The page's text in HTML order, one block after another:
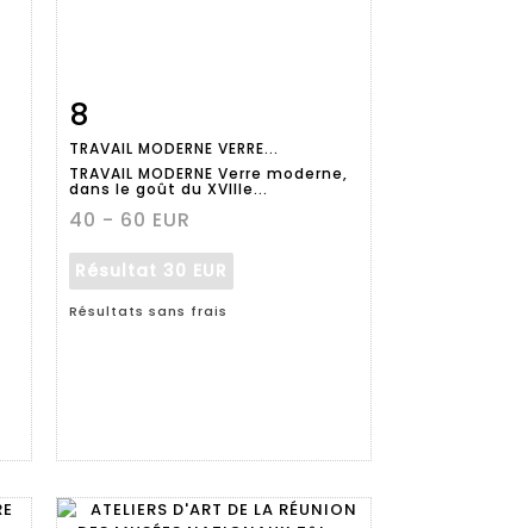
8
TRAVAIL MODERNE VERRE...
TRAVAIL MODERNE Verre moderne,
dans le goût du XVIIIe...
40 - 60 EUR
Résultat 30 EUR
Résultats sans frais